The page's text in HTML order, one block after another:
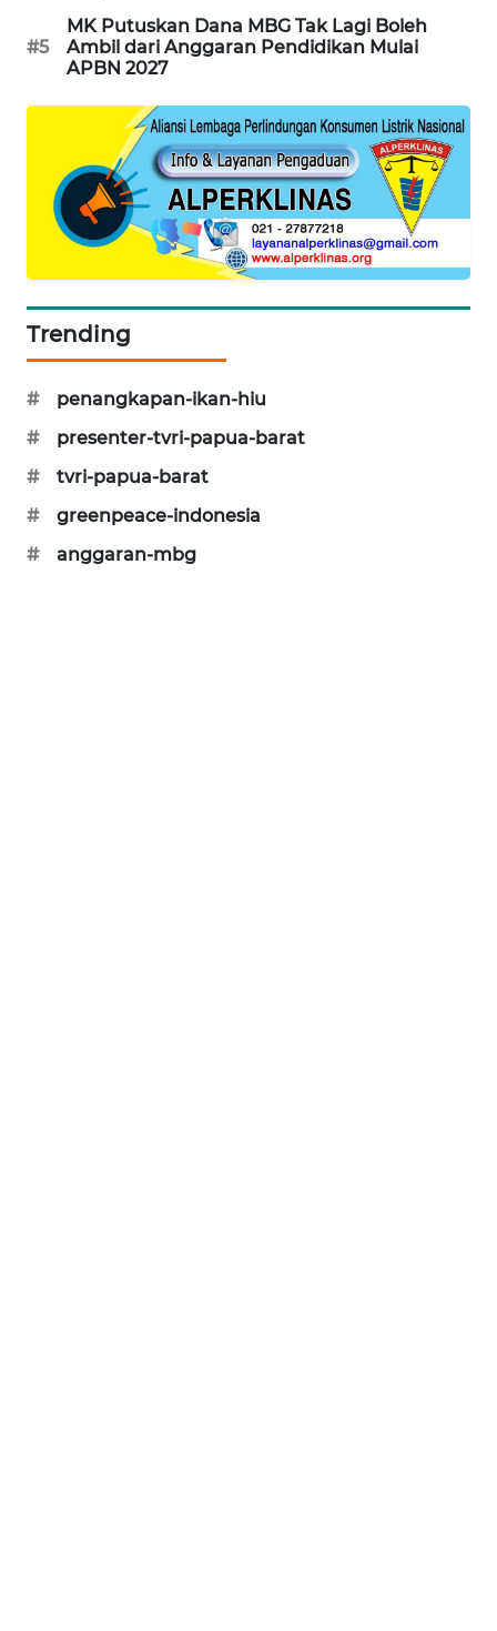
#5
MK Putuskan Dana MBG Tak Lagi Boleh
Ambil dari Anggaran Pendidikan Mulai
APBN 2027
Trending
#
penangkapan-ikan-hiu
#
presenter-tvri-papua-barat
#
tvri-papua-barat
#
greenpeace-indonesia
#
anggaran-mbg
ANUGERAH
NEWS
PERAPKI
NEWS
SONYA
ASA
NEWS